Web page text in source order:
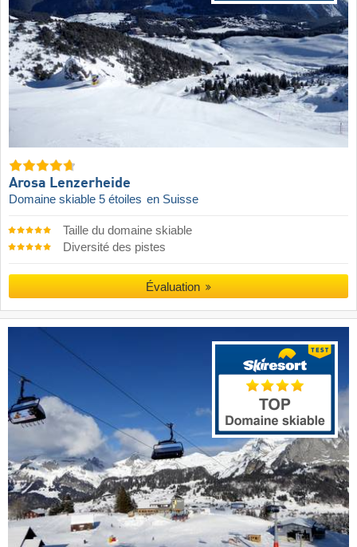
Arosa Lenzerheide
Domaine skiable 5 étoiles en Suisse
Taille du domaine skiable
Diversité des pistes
Évaluation